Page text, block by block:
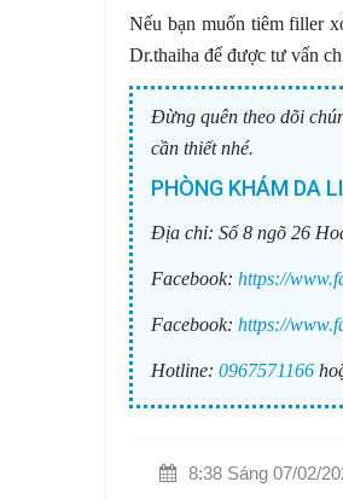
Nếu bạn muốn tiêm filler
Dr.thaiha để được tư vấn
Đừng quên theo dõi
cần thiết nhé.
PHÒNG KHÁM DA
Địa chỉ: Số 8 ngõ 26
Facebook: https://
Facebook: https://
Hotline: 0967571166
8:38 Sáng 07/02/